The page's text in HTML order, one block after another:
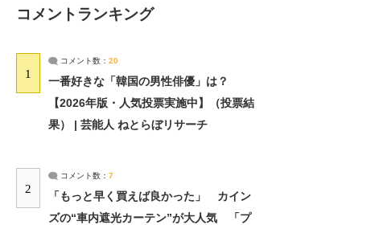
コメントランキング
1
コメント数： 20
一番好きな「韓国の男性俳優」は？
【2026年版・人気投票実施中】（投票結
果） | 芸能人 ねとらぼリサーチ
2
コメント数： 7
「もっと早く買えば良かった」 カイン
ズの“車内遮光カーテン”が大人気 「プ